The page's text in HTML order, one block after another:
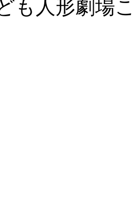
も人形劇場こ